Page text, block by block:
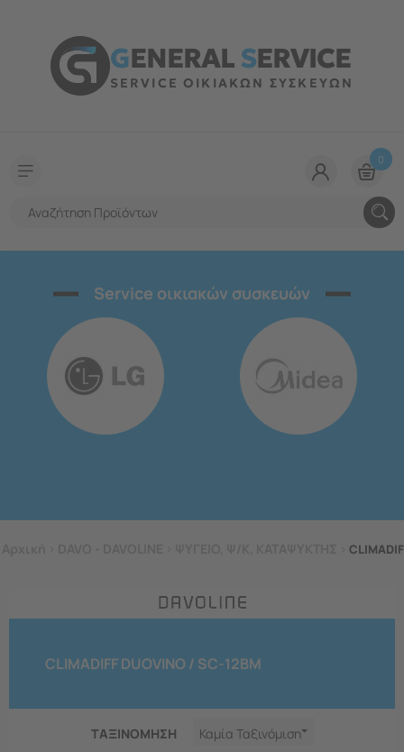
GENERALSERVICE
SERVICE ΟΙΚΙΑΚΩΝ ΣΥΣΚΕΥΩΝ
0
Service οικιακών συσκευών
CLIMADIFF DUOVINO / SC-12BM
ΤΑΞΙΝΟΜΗΣΗ Καμία Ταξινόμιση